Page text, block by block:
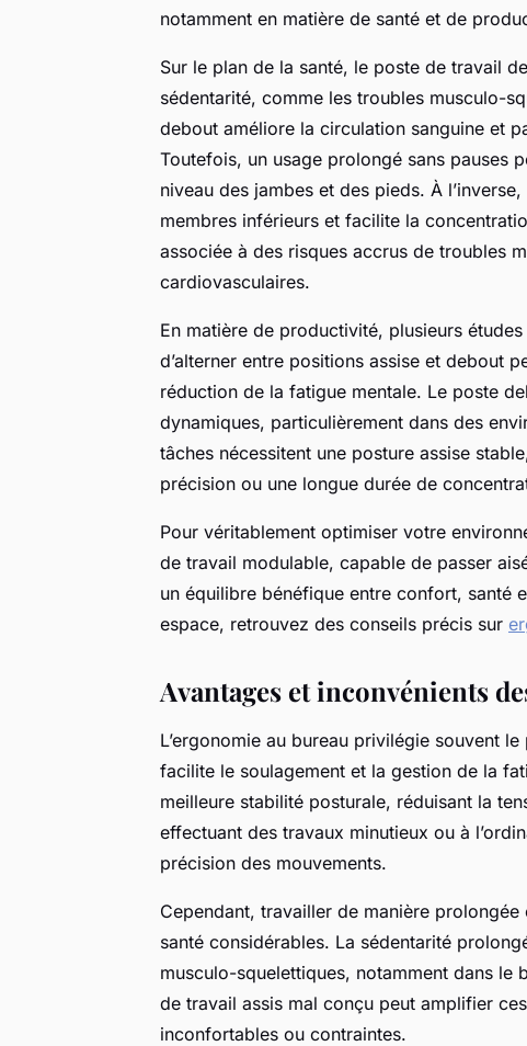
notamment en matière de santé et de
Sur le plan de la santé, le poste de travail
sédentarité, comme les troubles musculo-
debout améliore la circulation sanguine et
Toutefois, un usage prolongé sans pauses
niveau des jambes et des pieds. À
membres inférieurs et facilite la
associée à des risques accrus de troubles
cardiovasculaires.
En matière de productivité, plusieurs
d’alterner entre positions assise et debout
réduction de la fatigue mentale. Le poste
dynamiques, particulièrement dans des
tâches nécessitent une posture assise
précision ou une longue durée de
Pour véritablement optimiser votre
de travail modulable, capable de passer
un équilibre bénéfique entre confort, santé
espace, retrouvez des conseils précis sur
Avantages et inconvénients
L’ergonomie au bureau privilégie souvent
facilite le soulagement et la gestion de la
meilleure stabilité posturale, réduisant la
effectuant des travaux minutieux ou à
précision des mouvements.
Cependant, travailler de manière
santé considérables. La sédentarité
musculo-squelettiques, notamment dans le
de travail assis mal conçu peut amplifier
inconfortables ou contraintes.